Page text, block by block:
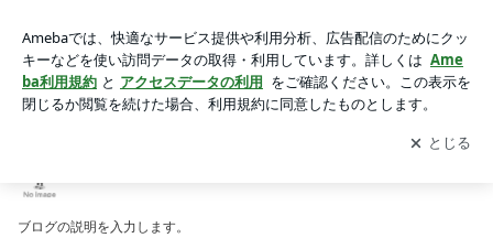
アプリをダウンロードして ブログの更新通知
を受け取りまし
ょう。
開く
ブログの説明を入力します。